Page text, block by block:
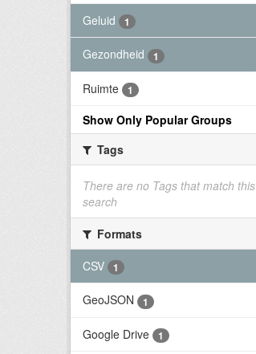
Geluid 1
Gezondheid 1
Ruimte 1
Show Only Popular Groups
Tags
There are no Tags that match this
search
Formats
CSV
1
GeoJSON 1
Google Drive 1